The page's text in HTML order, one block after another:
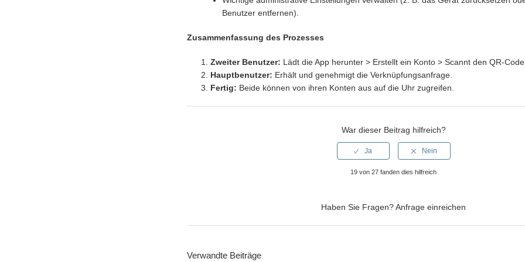
Benutzer entfernen).
Zusammenfassung des Prozesses
Zweiter Benutzer: Lädt die App herunter > Erstellt ein Konto > Scannt den QR-
Hauptbenutzer: Erhält und genehmigt die Verknüpfungsanfrage.
Fertig: Beide können von ihren Konten aus auf die Uhr zugreifen.
War dieser Beitrag hilfreich?
19 von 27 fanden dies hilfreich
Haben Sie Fragen?Anfrage einreichen
Verwandte Beiträge